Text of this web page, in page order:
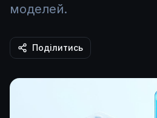
моделей.
Поділитись